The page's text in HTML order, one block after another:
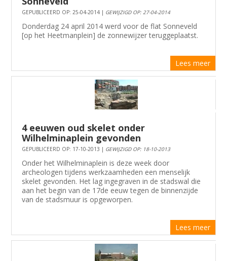
GEPUBLICEERD OP: 25-04-2014 | GEWIJZIGD OP: 27-04-2014
Donderdag 24 april 2014 werd voor de flat Sonneveld
[op het Heetmanplein] de zonnewijzer teruggeplaatst.
Lees meer
4 eeuwen oud skelet onder
Wilhelminaplein gevonden
GEPUBLICEERD OP: 17-10-2013 | GEWIJZIGD OP: 18-10-2013
Onder het Wilhelminaplein is deze week door
archeologen tijdens werkzaamheden een menselijk
skelet gevonden. Het lag ingegraven in de stadswal die
aan het begin van de 17de eeuw tegen de binnenzijde
van de stadsmuur is opgeworpen.
Lees meer